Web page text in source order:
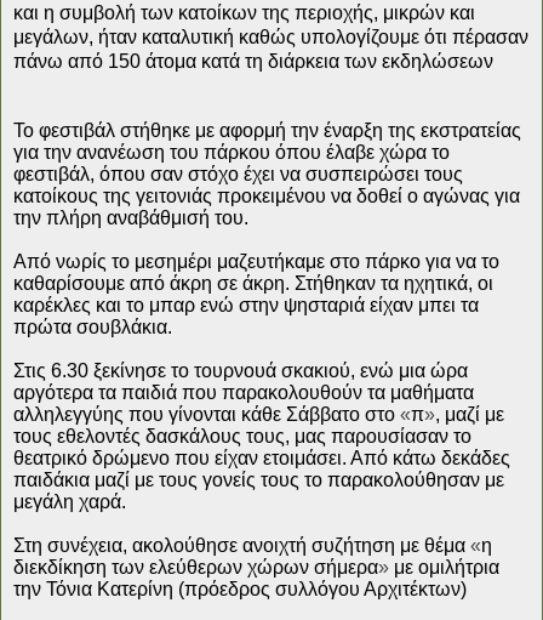
και η συμβολή των κατοίκων της περιοχής, μικρών και
μεγάλων, ήταν καταλυτική καθώς υπολογίζουμε ότι πέρασαν
πάνω από 150 άτομα κατά τη διάρκεια των εκδηλώσεων
Το φεστιβάλ στήθηκε με αφορμή την έναρξη της εκστρατείας
για την ανανέωση του πάρκου όπου έλαβε χώρα το
φεστιβάλ, όπου σαν στόχο έχει να συσπειρώσει τους
κατοίκους της γειτονιάς προκειμένου να δοθεί ο αγώνας για
την πλήρη αναβάθμισή του.
Από νωρίς το μεσημέρι μαζευτήκαμε στο πάρκο για να το
καθαρίσουμε από άκρη σε άκρη. Στήθηκαν τα ηχητικά, οι
καρέκλες και το μπαρ ενώ στην ψησταριά είχαν μπει τα
πρώτα σουβλάκια.
Στις 6.30 ξεκίνησε το τουρνουά σκακιού, ενώ μια ώρα
αργότερα τα παιδιά που παρακολουθούν τα μαθήματα
αλληλεγγύης που γίνονται κάθε Σάββατο στο «π», μαζί με
τους εθελοντές δασκάλους τους, μας παρουσίασαν το
θεατρικό δρώμενο που είχαν ετοιμάσει. Από κάτω δεκάδες
παιδάκια μαζί με τους γονείς τους το παρακολούθησαν με
μεγάλη χαρά.
Στη συνέχεια, ακολούθησε ανοιχτή συζήτηση με θέμα «η
διεκδίκηση των ελεύθερων χώρων σήμερα» με ομιλήτρια
την Τόνια Κατερίνη (πρόεδρος συλλόγου Αρχιτέκτων)